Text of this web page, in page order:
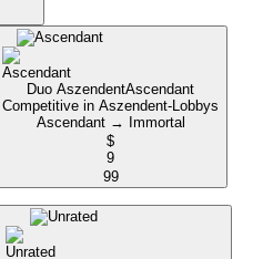
Duo AszendentAscendant
Competitive in Aszendent-Lobbys
Ascendant → Immortal
$
9
99